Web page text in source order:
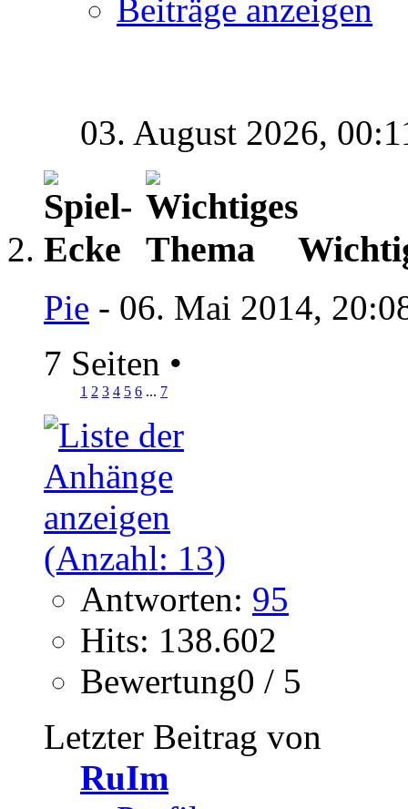
Beiträge anzeigen
03. August 2026,
Pie - 06. Mai 2014,
7 Seiten •
1 2 3 4 5 6 ... 7
Antworten: 95
Hits: 138.602
Bewertung0 / 5
Letzter Beitrag von
RuIm